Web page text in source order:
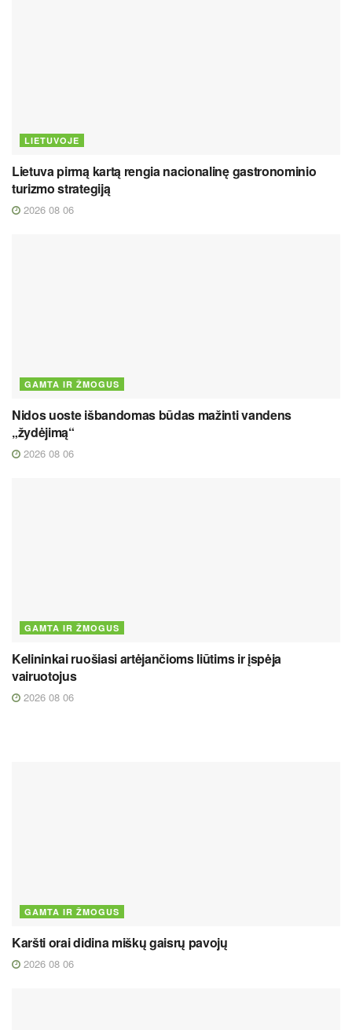
LIETUVOJE
Lietuva pirmą kartą rengia nacionalinę gastronominio
turizmo strategiją
2026 08 06
GAMTA IR ŽMOGUS
Nidos uoste išbandomas būdas mažinti vandens
„žydėjimą“
2026 08 06
GAMTA IR ŽMOGUS
Kelininkai ruošiasi artėjančioms liūtims ir įspėja
vairuotojus
2026 08 06
GAMTA IR ŽMOGUS
Karšti orai didina miškų gaisrų pavojų
2026 08 06